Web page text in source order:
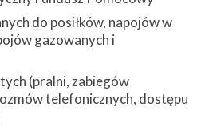
do posiłków, napojów w
gazowanych i
(pralni, zabiegów
telefonicznych, dostępu